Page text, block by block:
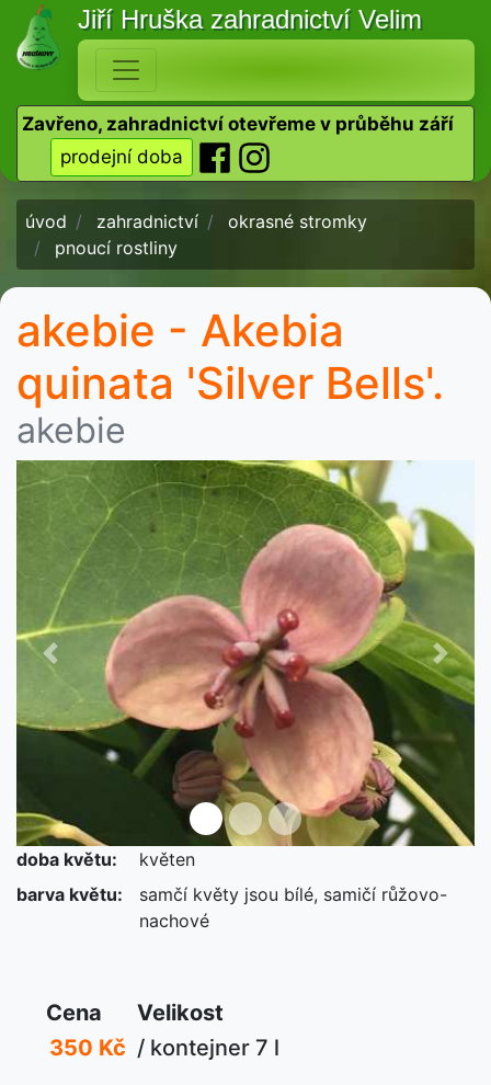
Jiří Hruška zahradnictví Velim
Zavřeno, zahradnictví otevřeme v průběhu září
prodejní doba
úvod zahradnictví
okrasné stromky
pnoucí rostliny
akebie - Akebia
quinata 'Silver Bells'.
akebie
Předchozí Další
doba květu:
květen
barva květu:
samčí květy jsou bílé, samičí růžovo-
nachové
Cena
Velikost
350 Kč / kontejner 7 l